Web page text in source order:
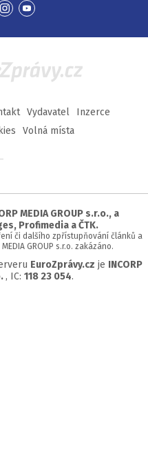
Přejít
Instagram
Přejít
YouTube
Vydavatel
Inzerce
Volná místa
MEDIA GROUP s.r.o., a
Profimedia a ČTK.
či dalšího zpřístupňování článků a
GROUP s.r.o. zakázáno.
EuroZprávy.cz je INCORP
, IC: 118 23 054.